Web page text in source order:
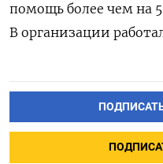
помощь более чем на
В организации